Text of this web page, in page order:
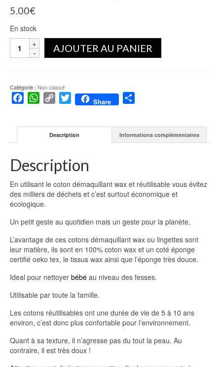
5.00€
En stock
quantité
AJOUTER AU PANIER
Catégorie : Non classé
FacebookWhatsApp
Copy TwitterShare
Description Informations complémentaires
Description
En utilisant le coton démaquillant wax et réutilisable vous évitez
des milliers de déchets et c’est surtout économique et
écologique.
Un petit geste au quotidien mais un geste pour la planète.
L’avantage de ces cotons démaquillant wax ou lingettes sont
leur matière, ils sont en 100% coton wax et un coté éponge
certifié oeko tex, le tissus wax ainsi que l’éponge très douce.
Ideal pour nettoyer bébé au niveau des fesses.
Utilisable par toute la famille.
Les cotons réutilisables ont une durée de vie de 5 à 10 ans
environ, c’est donc plus confortable pour l’environnement.
Quant à sa texture, il n’agresse pas du tout la peau. Au
contraire, il est très doux !